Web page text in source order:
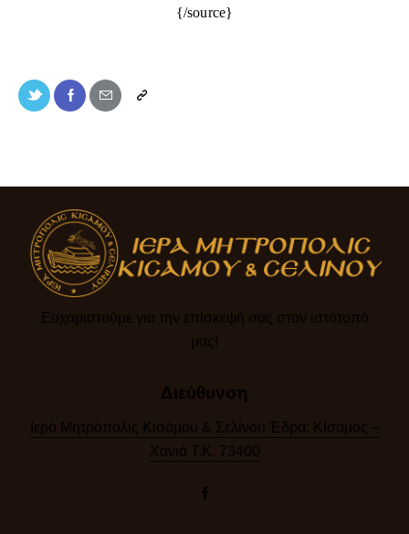
{/source}
Ευχαριστούμε για την επίσκεψή σας στον ιστότοπό
μας!​
Διεύθυνση
Ιερά Μητρόπολις Κισάμου & Σελίνου Έδρα: Κίσαμος –
Χανιά Τ.Κ. 73400